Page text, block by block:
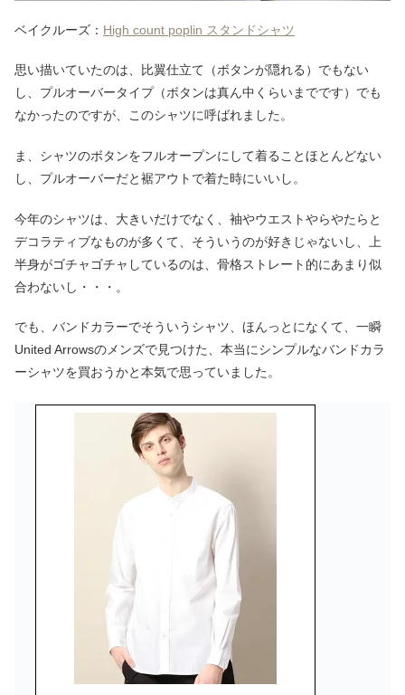
ベイクルーズ： High count poplin スタンドシャツ
思い描いていたのは、比翼仕立て（ボタンが隠れる）でもない
し、プルオーバータイプ（ボタンは真ん中くらいまでです）でも
なかったのですが、このシャツに呼ばれました。
ま、シャツのボタンをフルオープンにして着ることほとんどない
し、プルオーバーだと裾アウトで着た時にいいし。
今年のシャツは、大きいだけでなく、袖やウエストやらやたらと
デコラティブなものが多くて、そういうのが好きじゃないし、上
半身がゴチャゴチャしているのは、骨格ストレート的にあまり似
合わないし・・・。
でも、バンドカラーでそういうシャツ、ほんっとになくて、一瞬
United Arrowsのメンズで見つけた、本当にシンプルなバンドカラ
ーシャツを買おうかと本気で思っていました。